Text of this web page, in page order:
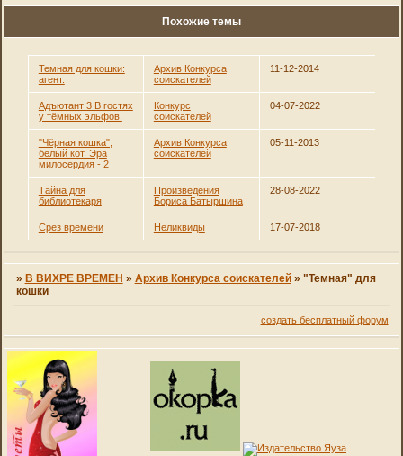
Похожие темы
Темная для кошки:
агент.
Архив Конкурса
соискателей
11-12-2014
Адъютант 3 В гостях
у тёмных эльфов.
Конкурс
соискателей
04-07-2022
"Чёрная кошка",
белый кот. Эра
милосердия - 2
Архив Конкурса
соискателей
05-11-2013
Тайна для
библиотекаря
Произведения
Бориса Батыршина
28-08-2022
Срез времени Неликвиды 17-07-2018
» В ВИХРЕ ВРЕМЕН » Архив Конкурса соискателей » "Темная" для
кошки
создать бесплатный форум